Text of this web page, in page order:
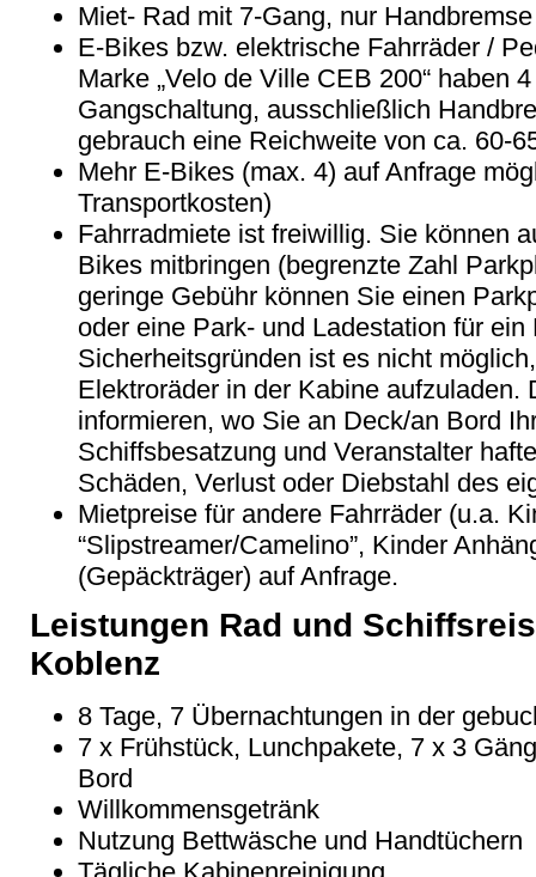
Miet- Rad mit 7-Gang, nur
E-Bikes bzw. elektrische Fahrräder /
Marke „Velo de Ville CEB 200“ haben
Gangschaltung, ausschließlich
gebrauch eine Reichweite von ca. 60-
Mehr E-Bikes (max. 4) auf Anfrage
Transportkosten)
Fahrradmiete ist freiwillig. Sie können
Bikes mitbringen (begrenzte Zahl
geringe Gebühr können Sie einen
oder eine Park- und Ladestation für
Sicherheitsgründen ist es nicht
Elektroräder in der Kabine aufzuladen.
informieren, wo Sie an Deck/an Bord
Schiffsbesatzung und Veranstalter
Schäden, Verlust oder Diebstahl des
Mietpreise für andere Fahrräder (u.a.
“Slipstreamer/Camelino”, Kinder
(Gepäckträger) auf Anfrage.
Leistungen Rad und
Koblenz
8 Tage, 7 Übernachtungen in der
7 x Frühstück, Lunchpakete, 7 x 3
Bord
Willkommensgetränk
Nutzung Bettwäsche und Handtüchern